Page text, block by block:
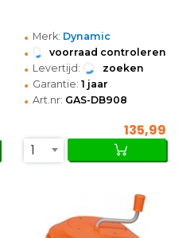
• Merk: Dynamic
• voorraad controleren
• Levertijd: zoeken
• Garantie: 1 jaar
• Art.nr: GAS-DB908
135,99
1